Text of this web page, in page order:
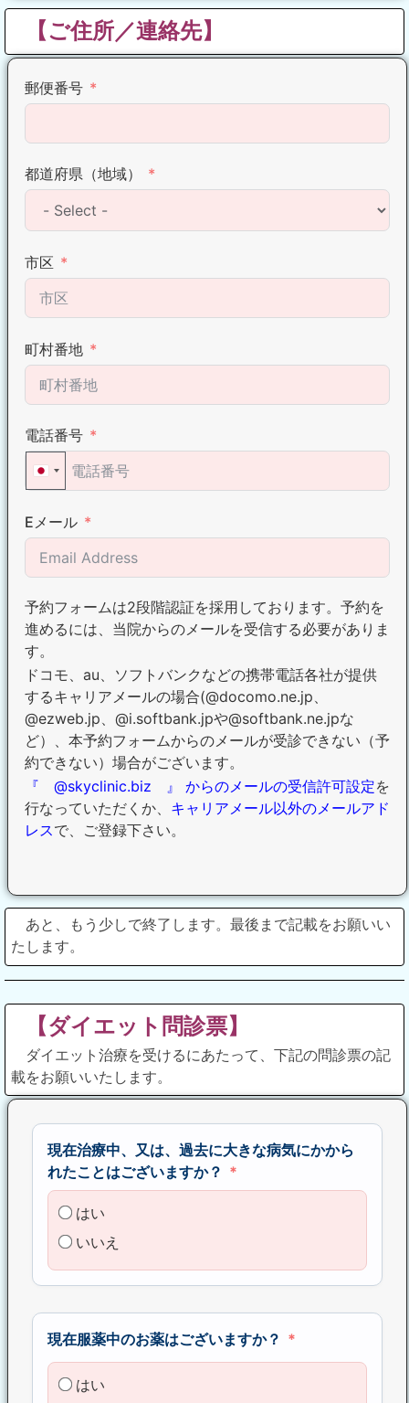
【ご住所／連絡先】
郵便番号
都道府県（地域）
市区
町村番地
電話番号
Japan +81
Eメール
予約フォームは2段階認証を採用しております。予約を
進めるには、当院からのメールを受信する必要がありま
す。
ドコモ、au、ソフトバンクなどの携帯電話各社が提供
するキャリアメールの場合(@docomo.ne.jp、
@ezweb.jp、@i.softbank.jpや@softbank.ne.jpな
ど）、本予約フォームからのメールが受診できない（予
約できない）場合がございます。
『 @skyclinic.biz 』 からのメールの受信許可設定を
行なっていただくか、 キャリアメール以外のメールアド
レスで、ご登録下さい。
あと、もう少しで終了します。最後まで記載をお願いい
たします。
【ダイエット問診票】
ダイエット治療を受けるにあたって、下記の問診票の記
載をお願いいたします。
現在治療中、又は、過去に大きな病気にかから
れたことはございますか？
はい
いいえ
現在服薬中のお薬はございますか？
はい